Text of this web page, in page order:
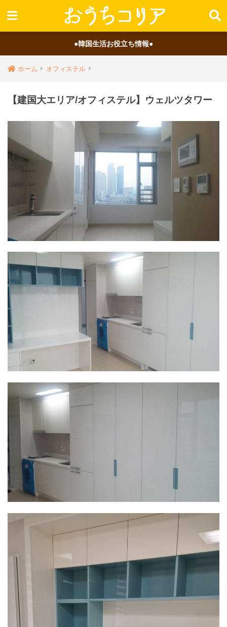
●韓国生活お役立ち情報●
ホーム オフィステル
【建国大エリア/オフィステル】ウェルツタワー